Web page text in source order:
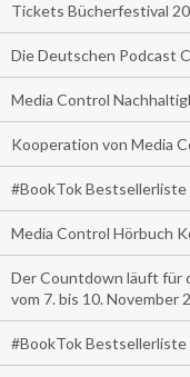
Tickets Bücherfestival
Die Deutschen Podcast
Media Control
Kooperation von Media
#BookTok
Media Control Hörbuch
Der Countdown läuft für
vom 7. bis 10. November
#BookTok